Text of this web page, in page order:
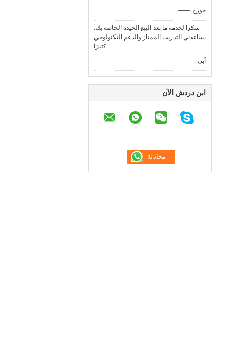
—— جورج
شكرا لخدمة ما بعد البيع الجيدة الخاصة بك.
يساعدني التدريب الممتاز والدعم التكنولوجي
كثيرًا.
—— آبي
ابن دردش الآن